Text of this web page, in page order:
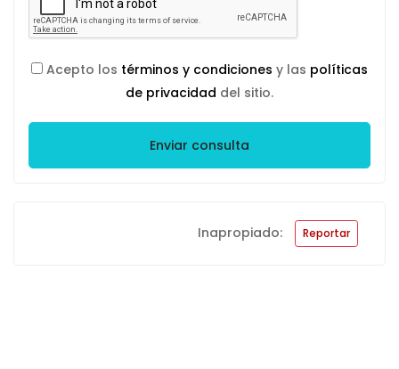
Acepto los términos y condiciones y las políticas
de privacidad del sitio.
Enviar consulta
Inapropiado: Reportar